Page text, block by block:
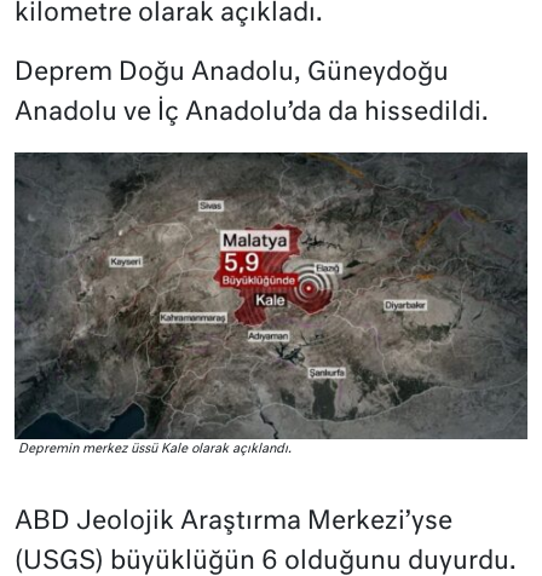
kilometre olarak açıkladı.
Deprem Doğu Anadolu, Güneydoğu
Anadolu ve İç Anadolu’da da hissedildi.
Depremin merkez üssü Kale olarak açıklandı.
ABD Jeolojik Araştırma Merkezi’yse
(USGS) büyüklüğün 6 olduğunu duyurdu.